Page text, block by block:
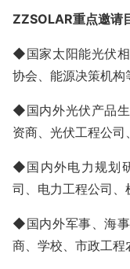
ZZSOLAR重点邀请
◆国家太阳能光伏相
协会、能源决策机构
◆国内外光伏产品
资商、光伏工程公司
◆国内外电力规划
司、电力工程公司、
◆国内外军事、海
商、学校、市政工程